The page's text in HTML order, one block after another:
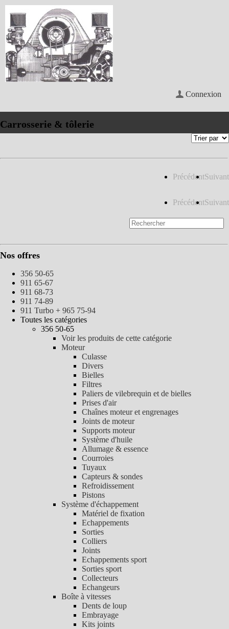
Connexion
Carrosserie & tôlerie
PrécédentSuivant
PrécédentSuivant
Nos offres
356 50-65
911 65-67
911 68-73
911 74-89
911 Turbo + 965 75-94
Toutes les catégories
356 50-65
Voir les produits de cette catégorie
Moteur
Culasse
Divers
Bielles
Filtres
Paliers de vilebrequin et de bielles
Prises d'air
Chaînes moteur et engrenages
Joints de moteur
Supports moteur
Système d'huile
Allumage & essence
Courroies
Tuyaux
Capteurs & sondes
Refroidissement
Pistons
Système d'échappement
Matériel de fixation
Echappements
Sorties
Colliers
Joints
Echappements sport
Sorties sport
Collecteurs
Echangeurs
Boîte à vitesses
Dents de loup
Embrayage
Kits joints